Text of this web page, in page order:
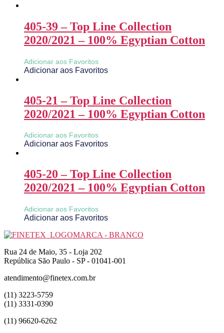
405-39 – Top Line Collection
2020/2021 – 100% Egyptian Cotton
Adicionar aos Favoritos
Adicionar aos Favoritos
405-21 – Top Line Collection
2020/2021 – 100% Egyptian Cotton
Adicionar aos Favoritos
Adicionar aos Favoritos
405-20 – Top Line Collection
2020/2021 – 100% Egyptian Cotton
Adicionar aos Favoritos
Adicionar aos Favoritos
Rua 24 de Maio, 35 - Loja 202
República São Paulo - SP - 01041-001
atendimento@finetex.com.br
(11) 3223-5759
(11) 3331-0390
(11) 96620-6262